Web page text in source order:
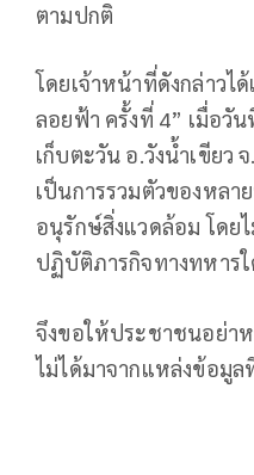
ตามปกติ
โดยเจ้าหน้าที่ดังกล่าวไ
ลอยฟ้า ครั้งที่ 4” เมื่อวั
เก็บตะวัน อ.วังน้ำเขียว
เป็นการรวมตัวของหล
อนุรักษ์สิ่งแวดล้อม โดย
ปฏิบัติภารกิจทางทหารใ
จึงขอให้ประชาชนอย่า
ไม่ได้มาจากแหล่งข้อมูล